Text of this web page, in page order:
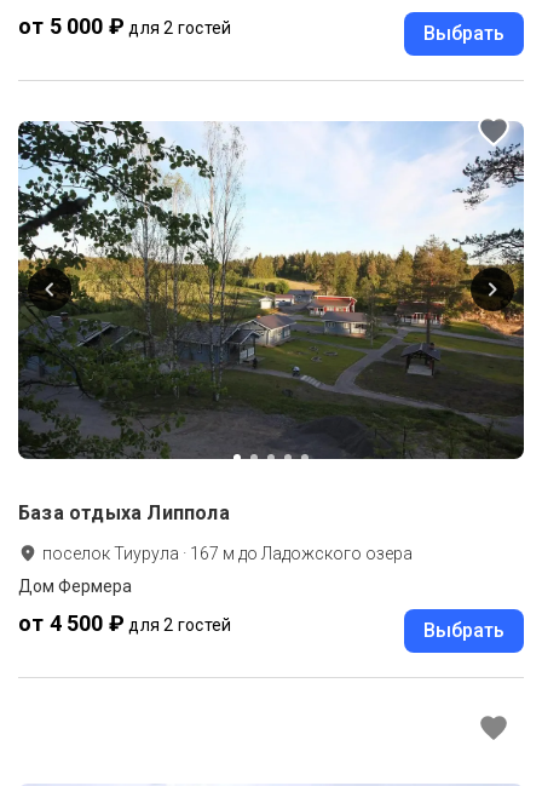
от 5 000 ₽ для 2 гостей Выбрать
База отдыха Липпола
поселок Тиурула · 167 м доЛадожского озера
Дом Фермера
от 4 500 ₽ для 2 гостей Выбрать